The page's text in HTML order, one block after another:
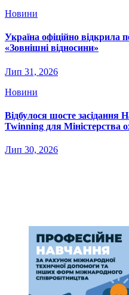
Новини
Україна офіційно відкрила
«Зовнішні відносини»
Лип 31, 2026
Новини
Відбулося шосте засідання
Twinning для Міністерства
Лип 30, 2026